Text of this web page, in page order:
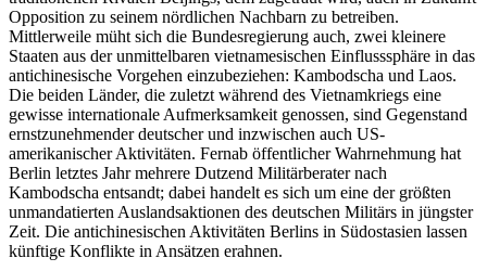
Opposition zu seinem nördlichen Nachbarn zu betreiben.
Mittlerweile müht sich die Bundesregierung auch, zwei kleinere
Staaten aus der unmittelbaren vietnamesischen Einflusssphäre in das
antichinesische Vorgehen einzubeziehen: Kambodscha und Laos.
Die beiden Länder, die zuletzt während des Vietnamkriegs eine
gewisse internationale Aufmerksamkeit genossen, sind Gegenstand
ernstzunehmender deutscher und inzwischen auch US-
amerikanischer Aktivitäten. Fernab öffentlicher Wahrnehmung hat
Berlin letztes Jahr mehrere Dutzend Militärberater nach
Kambodscha entsandt; dabei handelt es sich um eine der größten
unmandatierten Auslandsaktionen des deutschen Militärs in jüngster
Zeit. Die antichinesischen Aktivitäten Berlins in Südostasien lassen
künftige Konflikte in Ansätzen erahnen.